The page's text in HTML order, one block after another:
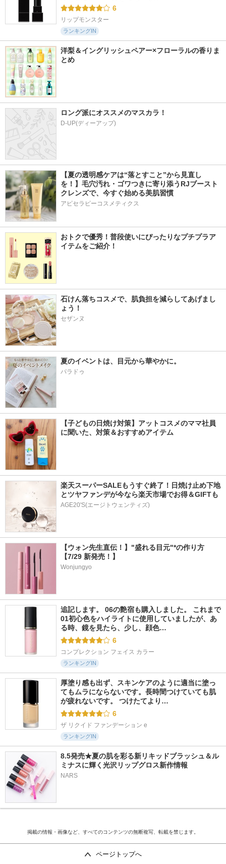
6
リップモンスター
ランキングIN
洋梨＆イングリッシュペアー×フローラルの香りま
とめ
ロング派にオススメのマスカラ！
D-UP(ディーアップ)
【夏の透明感ケアは“落とすこと”から見直し
を！】毛穴汚れ・ゴワつきに寄り添うRJブースト
クレンズで、今すぐ始める美肌習慣
アピセラピーコスメティクス
おトクで優秀！普段使いにぴったりなプチプラア
イテムをご紹介！
石けん落ちコスメで、肌負担を減らしてあげまし
ょう！
セザンヌ
夏のイベントは、目元から華やかに。
パラドゥ
【子どもの日焼け対策】アットコスメのママ社員
に聞いた、対策＆おすすめアイテム
楽天スーパーSALEもうすぐ終了！日焼け止め下地
とツヤファンデが今なら楽天市場でお得＆GIFTも
AGE20'S(エージトウェンティズ)
【ウォン先生直伝！】"盛れる目元"*の作り方
【7/29 新発売！】
Wonjungyo
追記します。 06の艶宿も購入しました。 これまで
01初心色をハイライトに使用していましたが、あ
る時、鏡を見たら、少し、顔色…
6
コンプレクション フェイス カラー
ランキングIN
厚塗り感も出ず、スキンケアのように適当に塗っ
てもムラにならないです。長時間つけていても肌
が疲れないです。 つけたてより…
6
ザ リクイド ファンデーション e
ランキングIN
8.5発売★夏の肌を彩る新リキッドブラッシュ＆ル
ミナスに輝く光沢リップグロス新作情報
NARS
掲載の情報・画像など、すべてのコンテンツの無断複写、転載を禁じます。
ページトップへ